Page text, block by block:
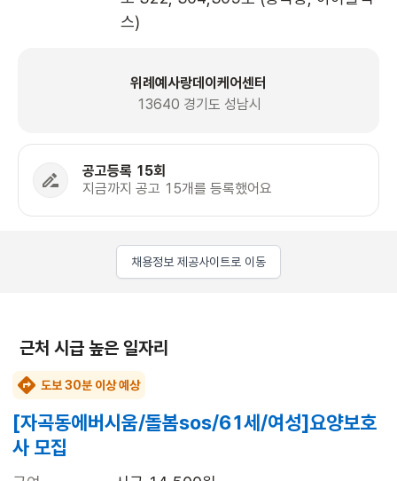
스)
위례예사랑데이케어센터
13640 경기도 성남시
공고등록 15회
지금까지 공고 15개를 등록했어요
채용정보 제공사이트로 이동
근처 시급 높은 일자리
도보 30분 이상 예상
[자곡동에버시움/돌봄sos/61세/여성]요양보호
사 모집